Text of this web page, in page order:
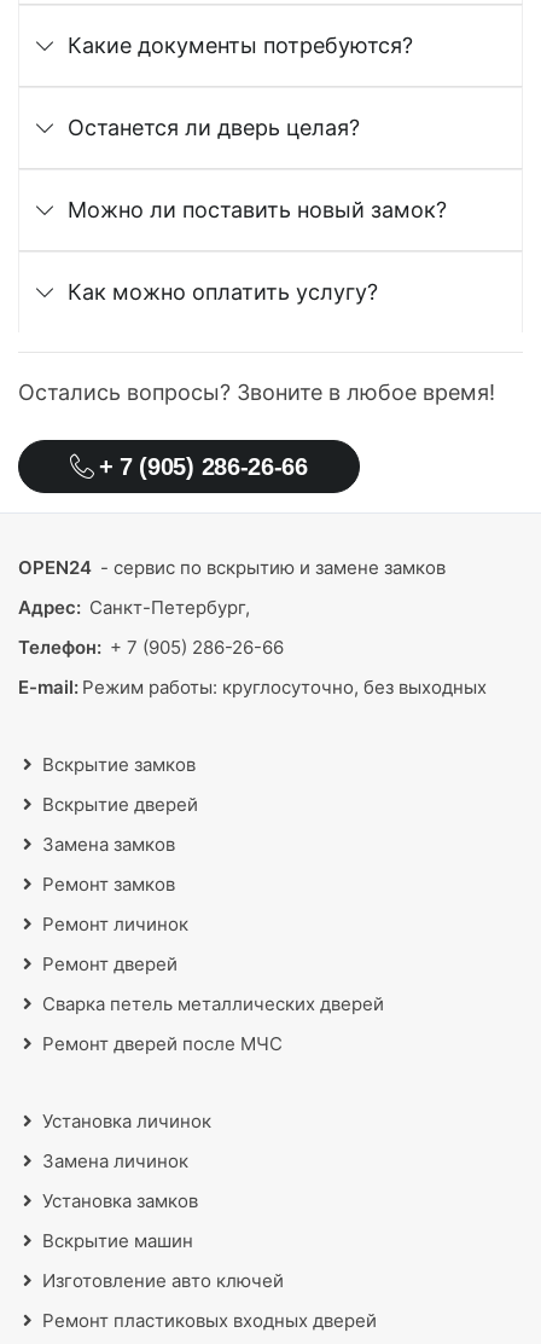
Какие документы потребуются?
Останется ли дверь целая?
Можно ли поставить новый замок?
Как можно оплатить услугу?
Остались вопросы? Звоните в любое время!
+ 7 (905) 286-26-66
OPEN24 - сервис по вскрытию и замене замков
Адрес: Санкт-Петербург,
Телефон: + 7 (905) 286-26-66
E-mail: Режим работы: круглосуточно, без выходных
Вскрытие замков
Вскрытие дверей
Замена замков
Ремонт замков
Ремонт личинок
Ремонт дверей
Сварка петель металлических дверей
Ремонт дверей после МЧС
Установка личинок
Замена личинок
Установка замков
Вскрытие машин
Изготовление авто ключей
Ремонт пластиковых входных дверей